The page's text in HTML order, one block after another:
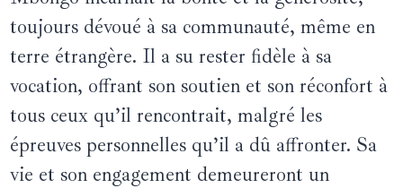
toujours dévoué à sa communauté, même en
terre étrangère. Il a su rester fidèle à sa
vocation, offrant son soutien et son réconfort à
tous ceux qu’il rencontrait, malgré les
épreuves personnelles qu’il a dû affronter. Sa
vie et son engagement demeureront un